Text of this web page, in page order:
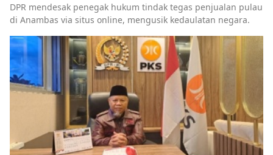
DPR mendesak penegak hukum tindak tegas penjualan pulau
di Anambas via situs online, mengusik kedaulatan negara.